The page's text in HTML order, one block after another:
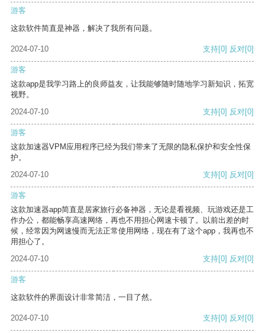
游客
这款软件简直是神器，解决了我所有问题。
2024-07-10 支持[0] 反对[0]
游客
这款app是我学习路上的良师益友，让我能够随时随地学习新知识，拓宽
视野。
2024-07-10
支持[0] 反对[0]
游客
这款加速器VPM应用程序已经为我们带来了无限的隐私保护和安全性保
护。
2024-07-10
支持[0] 反对[0]
游客
这款加速器app简直是居家旅行必备神器，无论是看视频、玩游戏还是工
作办公，都能畅享高速网络，再也不用担心网速卡顿了。以前出差的时
候，经常因为网速慢而无法正常使用网络，现在有了这个app，我再也不
用担心了。
2024-07-10
支持[0] 反对[0]
游客
这款软件的界面设计非常简洁，一目了然。
2024-07-10 支持[0] 反对[0]